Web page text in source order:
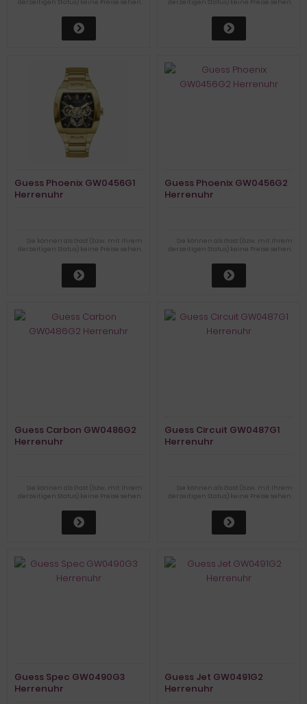
derzeitigen Status) keine Preise sehen. derzeitigen Status) keine Preise sehen.
Guess Phoenix GW0456G1
Herrenuhr
Sie können als Gast (bzw. mit Ihrem
derzeitigen Status) keine Preise sehen.
Guess Phoenix GW0456G2
Herrenuhr
Sie können als Gast (bzw. mit Ihrem
derzeitigen Status) keine Preise sehen.
Guess Carbon GW0486G2
Herrenuhr
Sie können als Gast (bzw. mit Ihrem
derzeitigen Status) keine Preise sehen.
Guess Circuit GW0487G1
Herrenuhr
Sie können als Gast (bzw. mit Ihrem
derzeitigen Status) keine Preise sehen.
Guess Spec GW0490G3
Herrenuhr
Guess Jet GW0491G2
Herrenuhr